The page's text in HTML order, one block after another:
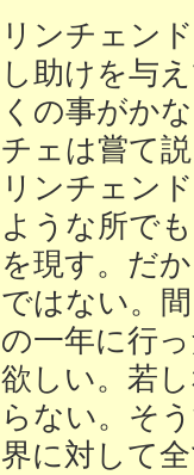
リンチェン
し助けを与
くの事がか
チェは嘗て
リンチェン
ような所で
を現す。だ
ではない。
の一年に行
欲しい。若
らない。そ
界に対して